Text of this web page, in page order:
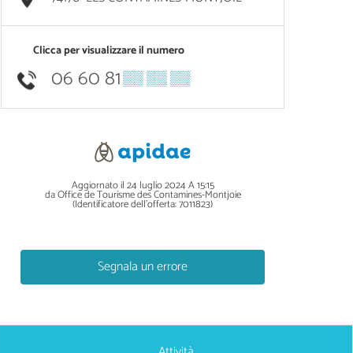
Clicca per visualizzare il numero
06 60 81▒▒ ▒▒ ▒▒
Aggiornato il 24 luglio 2024 A 15:15
da Office de Tourisme des Contamines-Montjoie
(Identificatore dell'offerta:7011823)
Segnala un errore